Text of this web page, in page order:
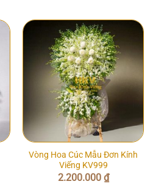
Vòng Hoa Cúc Mẫu Đơn Kính
Viếng KV999
2.200.000 ₫